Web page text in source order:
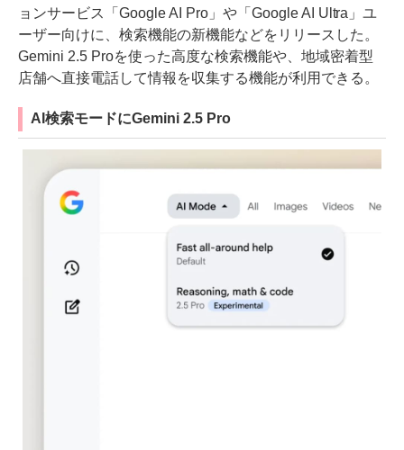
ョンサービス「Google AI Pro」や「Google AI Ultra」ユ
ーザー向けに、検索機能の新機能などをリリースした。
Gemini 2.5 Proを使った高度な検索機能や、地域密着型
店舗へ直接電話して情報を収集する機能が利用できる。
AI検索モードにGemini 2.5 Pro